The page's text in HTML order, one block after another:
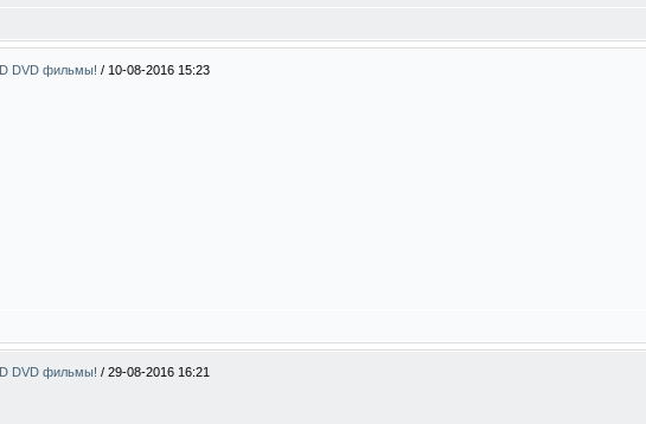
DVD фильмы! / 10-08-2016 15:23
DVD фильмы! / 29-08-2016 16:21